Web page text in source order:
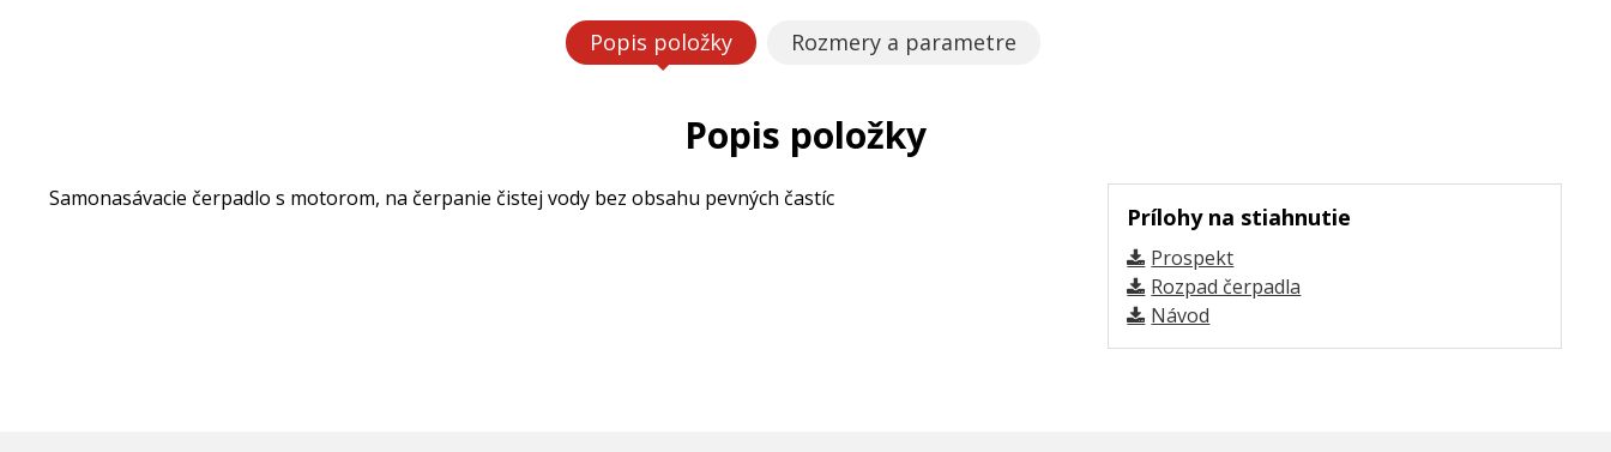
Popis položky Rozmery a parametre
Popis položky
Prílohy na stiahnutie
Prospekt
Rozpad čerpadla
Návod
Samonasávacie čerpadlo s motorom, na čerpanie čistej vody bez obsahu pevných častíc